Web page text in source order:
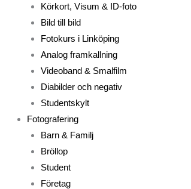
Körkort, Visum & ID-foto
Bild till bild
Fotokurs i Linköping
Analog framkallning
Videoband & Smalfilm
Diabilder och negativ
Studentskylt
Fotografering
Barn & Familj
Bröllop
Student
Företag